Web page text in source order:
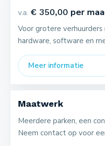
v.a. € 350,00 per
Voor grotere
hardware, software en
Meer informatie
Maatwerk
Meerdere parken, een
Neem contact op voor